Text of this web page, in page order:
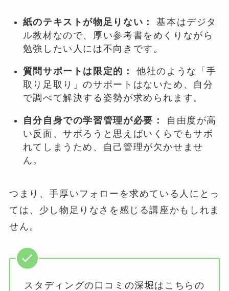
紙のテキストが物足りない：
基本はデジタ
ル教材なので、厚い参考書をめくりながら
勉強したい人には不向きです。
質問サポートは限定的：
他社のような「手
取り足取り」のサポートはないため、自分
で調べて解決する姿勢が求められます。
自分自身での学習管理が必要：
自由度が高
い反面、サボろうと思えばいくらでもサボ
れてしまうため、自己管理が欠かせませ
ん。
つまり、手厚いフォローを求めている人にとっ
ては、少し物足りなさを感じる講座かもしれま
せん。
スタディングの口コミの深堀はこちらの